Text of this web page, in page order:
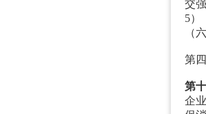
交
5）
（
第
第
企